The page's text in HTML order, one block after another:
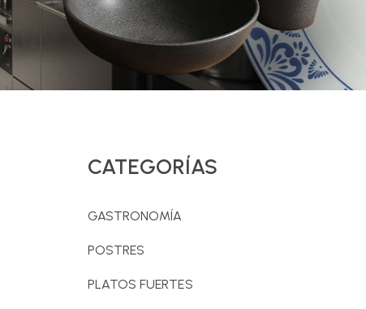
CATEGORÍAS
GASTRONOMÍA
POSTRES
PLATOS FUERTES